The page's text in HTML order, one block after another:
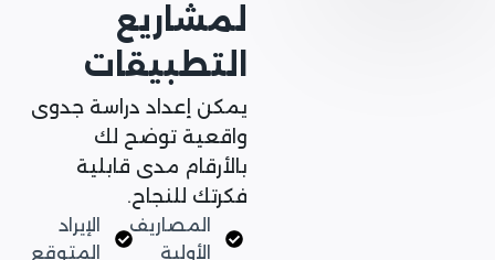
لمشاريع
التطبيقات
يمكن إعداد دراسة جدوى
واقعية توضح لك
بالأرقام مدى قابلية
فكرتك للنجاح.
المصاريف
الأولية
الإيراد
المتوقع